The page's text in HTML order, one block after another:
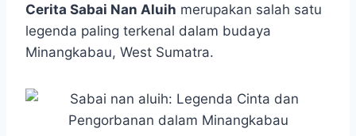
c
e
o
a
t
s
A
p
s
s
n
e
r
l
e
g
m
y
p
n
e
a
r
Cerita Sabai Nan Aluih merupakan salah satu
legenda paling terkenal dalam budaya
Minangkabau, West Sumatra.